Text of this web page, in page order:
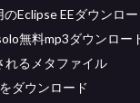
Eclipse EEダウンロー
無料mp3ダウンロー
れるメタファイル
ダウンロード